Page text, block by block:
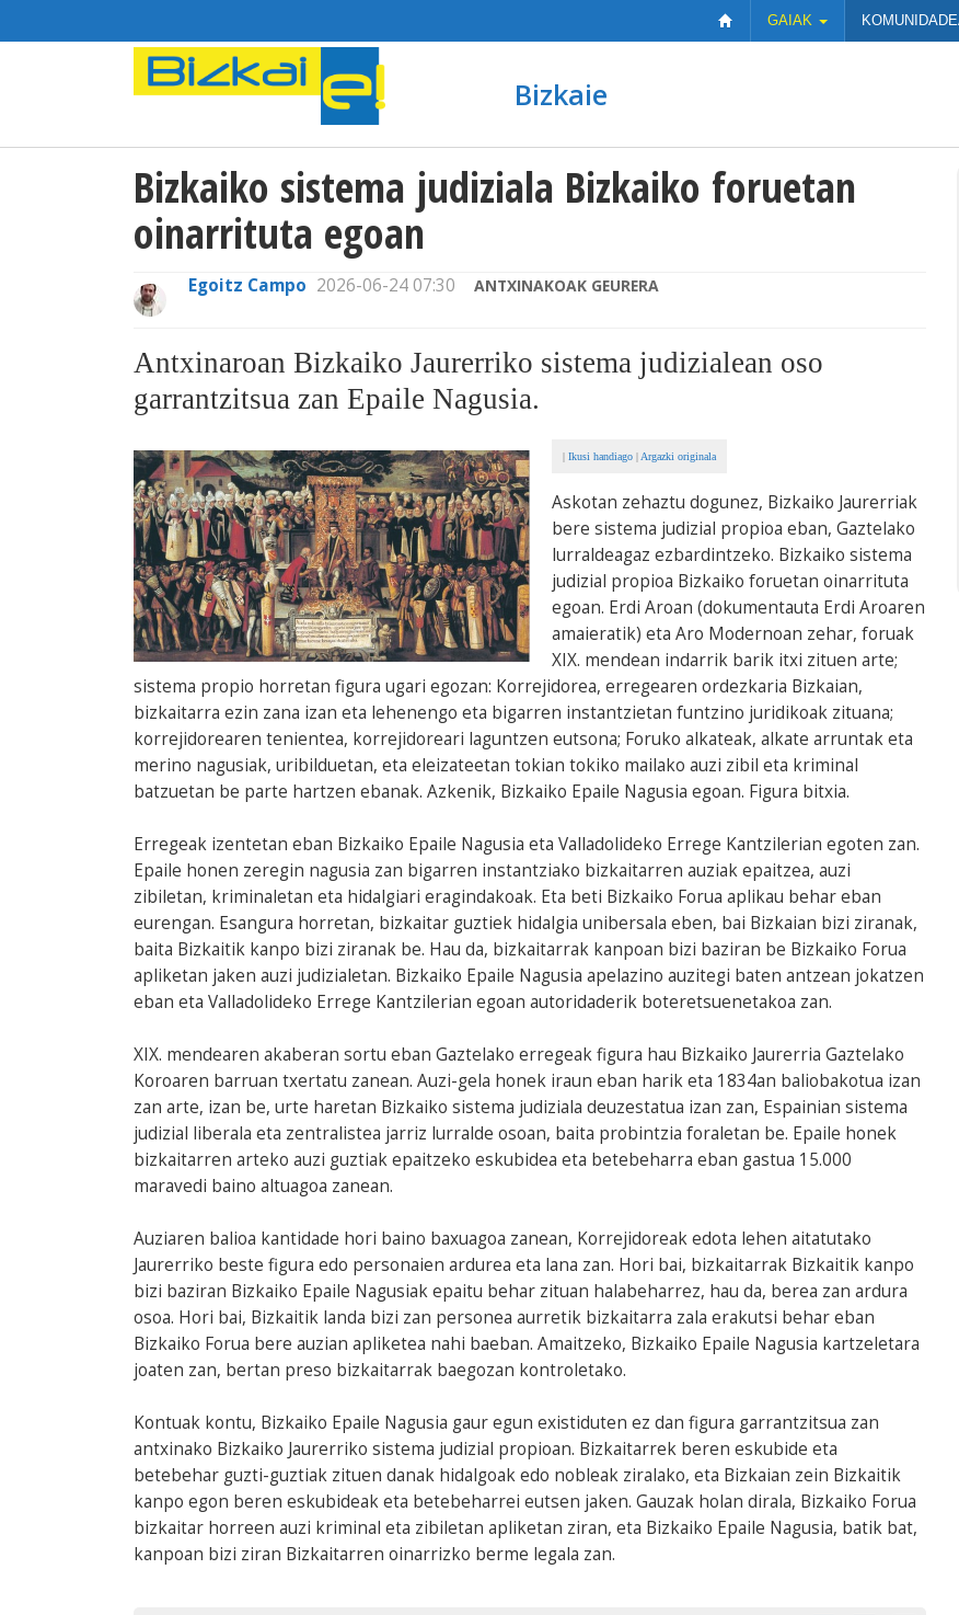
GAIAK
Bizkaie
Bizkaiko sistema judiziala Bizkaiko foruetan
oinarrituta egoan
Egoitz Campo 2026-06-24 07:30 ANTXINAKOAK GEURERA
Antxinaroan Bizkaiko Jaurerriko sistema judizialean oso
garrantzitsua zan Epaile Nagusia.
| Ikusi handiago| Argazki originala
Askotan zehaztu dogunez, Bizkaiko Jaurerriak
bere sistema judizial propioa eban, Gaztelako
lurraldeagaz ezbardintzeko. Bizkaiko sistema
judizial propioa Bizkaiko foruetan oinarrituta
egoan. Erdi Aroan (dokumentauta Erdi Aroaren
amaieratik) eta Aro Modernoan zehar, foruak
XIX. mendean indarrik barik itxi zituen arte;
sistema propio horretan figura ugari egozan: Korrejidorea, erregearen ordezkaria Bizkaian,
bizkaitarra ezin zana izan eta lehenengo eta bigarren instantzietan funtzino juridikoak zituana;
korrejidorearen tenientea, korrejidoreari laguntzen eutsona; Foruko alkateak, alkate arruntak eta
merino nagusiak, uribilduetan, eta eleizateetan tokian tokiko mailako auzi zibil eta kriminal
batzuetan be parte hartzen ebanak. Azkenik, Bizkaiko Epaile Nagusia egoan. Figura bitxia.
Erregeak izentetan eban Bizkaiko Epaile Nagusia eta Valladolideko Errege Kantzilerian egoten zan.
Epaile honen zeregin nagusia zan bigarren instantziako bizkaitarren auziak epaitzea, auzi
zibiletan, kriminaletan eta hidalgiari eragindakoak. Eta beti Bizkaiko Forua aplikau behar eban
eurengan. Esangura horretan, bizkaitar guztiek hidalgia unibersala eben, bai Bizkaian bizi ziranak,
baita Bizkaitik kanpo bizi ziranak be. Hau da, bizkaitarrak kanpoan bizi baziran be Bizkaiko Forua
apliketan jaken auzi judizialetan. Bizkaiko Epaile Nagusia apelazino auzitegi baten antzean jokatzen
eban eta Valladolideko Errege Kantzilerian egoan autoridaderik boteretsuenetakoa zan.
XIX. mendearen akaberan sortu eban Gaztelako erregeak figura hau Bizkaiko Jaurerria Gaztelako
Koroaren barruan txertatu zanean. Auzi-gela honek iraun eban harik eta 1834an baliobakotua izan
zan arte, izan be, urte haretan Bizkaiko sistema judiziala deuzestatua izan zan, Espainian sistema
judizial liberala eta zentralistea jarriz lurralde osoan, baita probintzia foraletan be. Epaile honek
bizkaitarren arteko auzi guztiak epaitzeko eskubidea eta betebeharra eban gastua 15.000
maravedi baino altuagoa zanean.
Auziaren balioa kantidade hori baino baxuagoa zanean, Korrejidoreak edota lehen aitatutako
Jaurerriko beste figura edo personaien ardurea eta lana zan. Hori bai, bizkaitarrak Bizkaitik kanpo
bizi baziran Bizkaiko Epaile Nagusiak epaitu behar zituan halabeharrez, hau da, berea zan ardura
osoa. Hori bai, Bizkaitik landa bizi zan personea aurretik bizkaitarra zala erakutsi behar eban
Bizkaiko Forua bere auzian apliketea nahi baeban. Amaitzeko, Bizkaiko Epaile Nagusia kartzeletara
joaten zan, bertan preso bizkaitarrak baegozan kontroletako.
Kontuak kontu, Bizkaiko Epaile Nagusia gaur egun existiduten ez dan figura garrantzitsua zan
antxinako Bizkaiko Jaurerriko sistema judizial propioan. Bizkaitarrek beren eskubide eta
betebehar guzti-guztiak zituen danak hidalgoak edo nobleak ziralako, eta Bizkaian zein Bizkaitik
kanpo egon beren eskubideak eta betebeharrei eutsen jaken. Gauzak holan dirala, Bizkaiko Forua
bizkaitar horreen auzi kriminal eta zibiletan apliketan ziran, eta Bizkaiko Epaile Nagusia, batik bat,
kanpoan bizi ziran Bizkaitarren oinarrizko berme legala zan.